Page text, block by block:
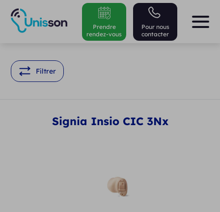
Pour nous
contacter
Prendre
rendez-vous
Filtrer
Signia Insio CIC 3Nx